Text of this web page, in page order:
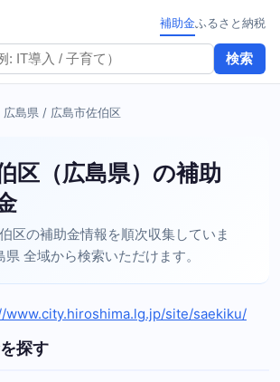
検索
補助金ふるさと納税
広島県 / 広島市佐伯区
区（広島県）の補助
区の補助金情報を順次収集していま
全域から検索いただけます。
www.city.hiroshima.lg.jp/site/saekiku/
探す